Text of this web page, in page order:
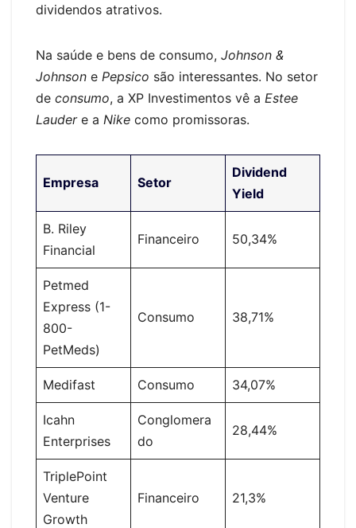
dividendos atrativos.
Na saúde e bens de consumo, Johnson &
Johnson e Pepsico são interessantes. No setor
de consumo, a XP Investimentos vê a Estee
Laudere a Nike como promissoras.
Empresa Setor
Dividend
Yield
B. Riley
Financial
Financeiro 50,34%
Petmed
Express (1-
800-
PetMeds)
Consumo 38,71%
Medifast Consumo 34,07%
Icahn
Enterprises
Conglomera
do
28,44%
TriplePoint
Venture
Growth
Financeiro 21,3%